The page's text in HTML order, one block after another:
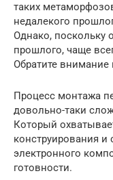
таких
недалекого
Однако, поскольку
прошлого, чаще
Обратите внимание
Процесс монтажа
довольно-таки
Который
конструирования и
электронного
готовности.